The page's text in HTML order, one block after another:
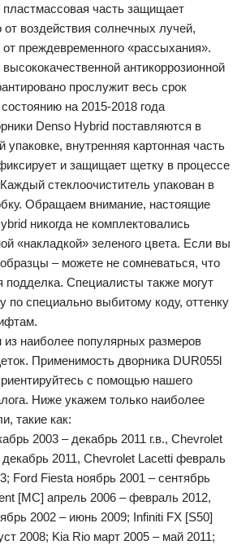
пластмассовая часть защищает
воздействия солнечных лучей,
преждевременного «рассыхания».
высококачественной антикоррозионной
прослужит весь срок
на 2015-2018 года
Denso Hybrid поставляются в
упаковке, внутренняя картонная часть
и защищает щетку в процессе
стеклоочиститель упакован в
Обращаем внимание, настоящие
никогда не комплектовались
«накладкой» зеленого цвета. Если вы
– можете не сомневаться, что
подделка. Специалисты также могут
по специально выбитому коду, оттенку
наиболее популярных размеров
Применимость дворника DUR055l
с помощью нашего
Ниже укажем только наиболее
такие как:
2003 – декабрь 2011 г.в., Chevrolet
2011, Chevrolet Lacetti февраль
Ford Fiesta ноябрь 2001 – сентябрь
[MC] апрель 2006 – февраль 2012,
2002 – июнь 2009; Infiniti FX [S50]
2008; Kia Rio март 2005 – май 2011;